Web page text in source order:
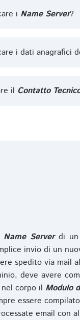
i Name Server?
i dati anagrafici
il Contatto
Name Serverdi un
invio di un
spedito via mail
deve avere
corpo il Modulo
essere
email con